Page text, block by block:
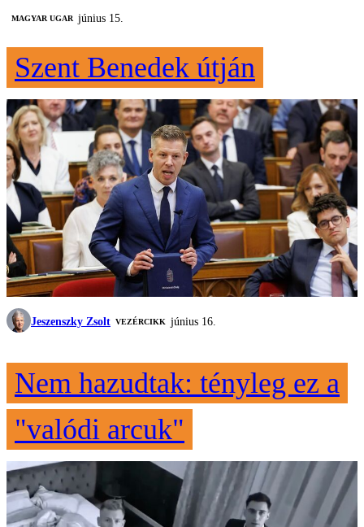
MAGYAR UGAR június 15.
Szent Benedek útján
Jeszenszky Zsolt VEZÉRCIKK június 16.
Nem hazudtak: tényleg ez a
"valódi arcuk"